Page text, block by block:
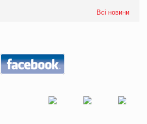
Всі новини